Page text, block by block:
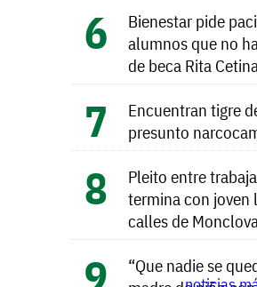
Bienestar pide
alumnos que no
de beca Rita
Encuentran tigre
presunto
Pleito entre
termina con joven
calles de
“Que nadie se